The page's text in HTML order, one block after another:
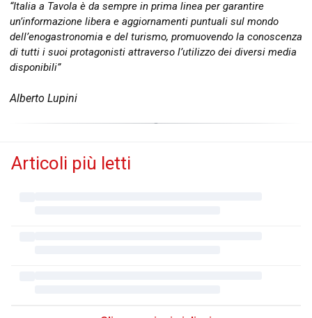
“Italia a Tavola è da sempre in prima linea per garantire
un’informazione libera e aggiornamenti puntuali sul mondo
dell’enogastronomia e del turismo, promuovendo la conoscenza
di tutti i suoi protagonisti attraverso l’utilizzo dei diversi media
disponibili”
Alberto Lupini
Articoli più letti